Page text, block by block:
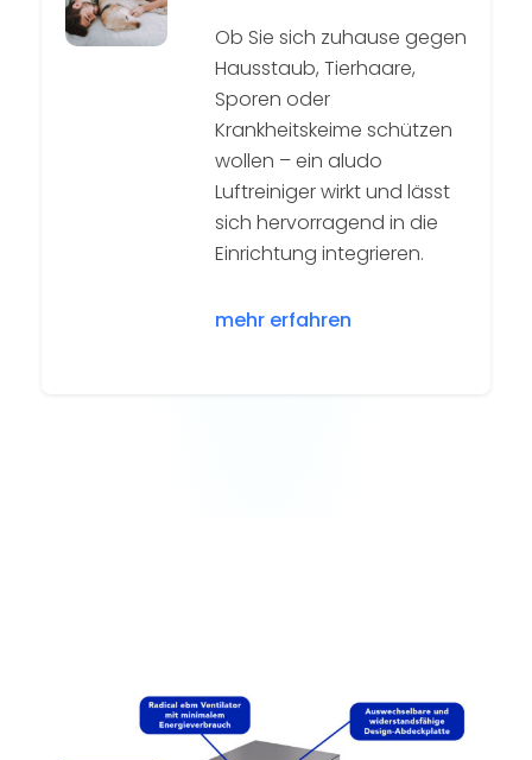
Ob Sie sich zuhause gegen
Hausstaub, Tierhaare,
Sporen oder
Krankheitskeime schützen
wollen – ein aludo
Luftreiniger wirkt und lässt
sich hervorragend in die
Einrichtung integrieren.
mehr erfahren